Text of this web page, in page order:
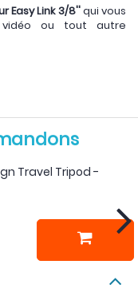
Easy Link 3/8''qui vous
ou tout autre
Travel Tripod -